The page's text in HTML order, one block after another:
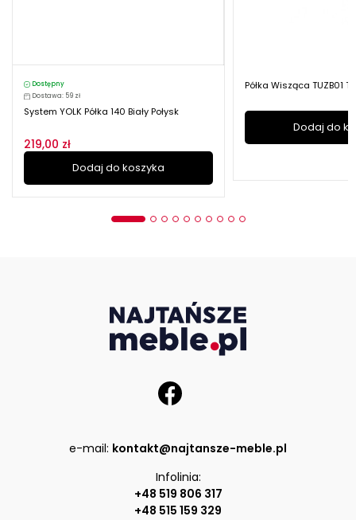
Dostępny
Dostawa: 59 zł
System YOLK Półka 140 Biały Połysk
219,00 zł
Dodaj do koszyka
Półka Wisząca TUZB01
Dodaj do
e-mail: kontakt@najtansze-meble.pl
Infolinia:
+48 519 806 317
+48 515 159 329